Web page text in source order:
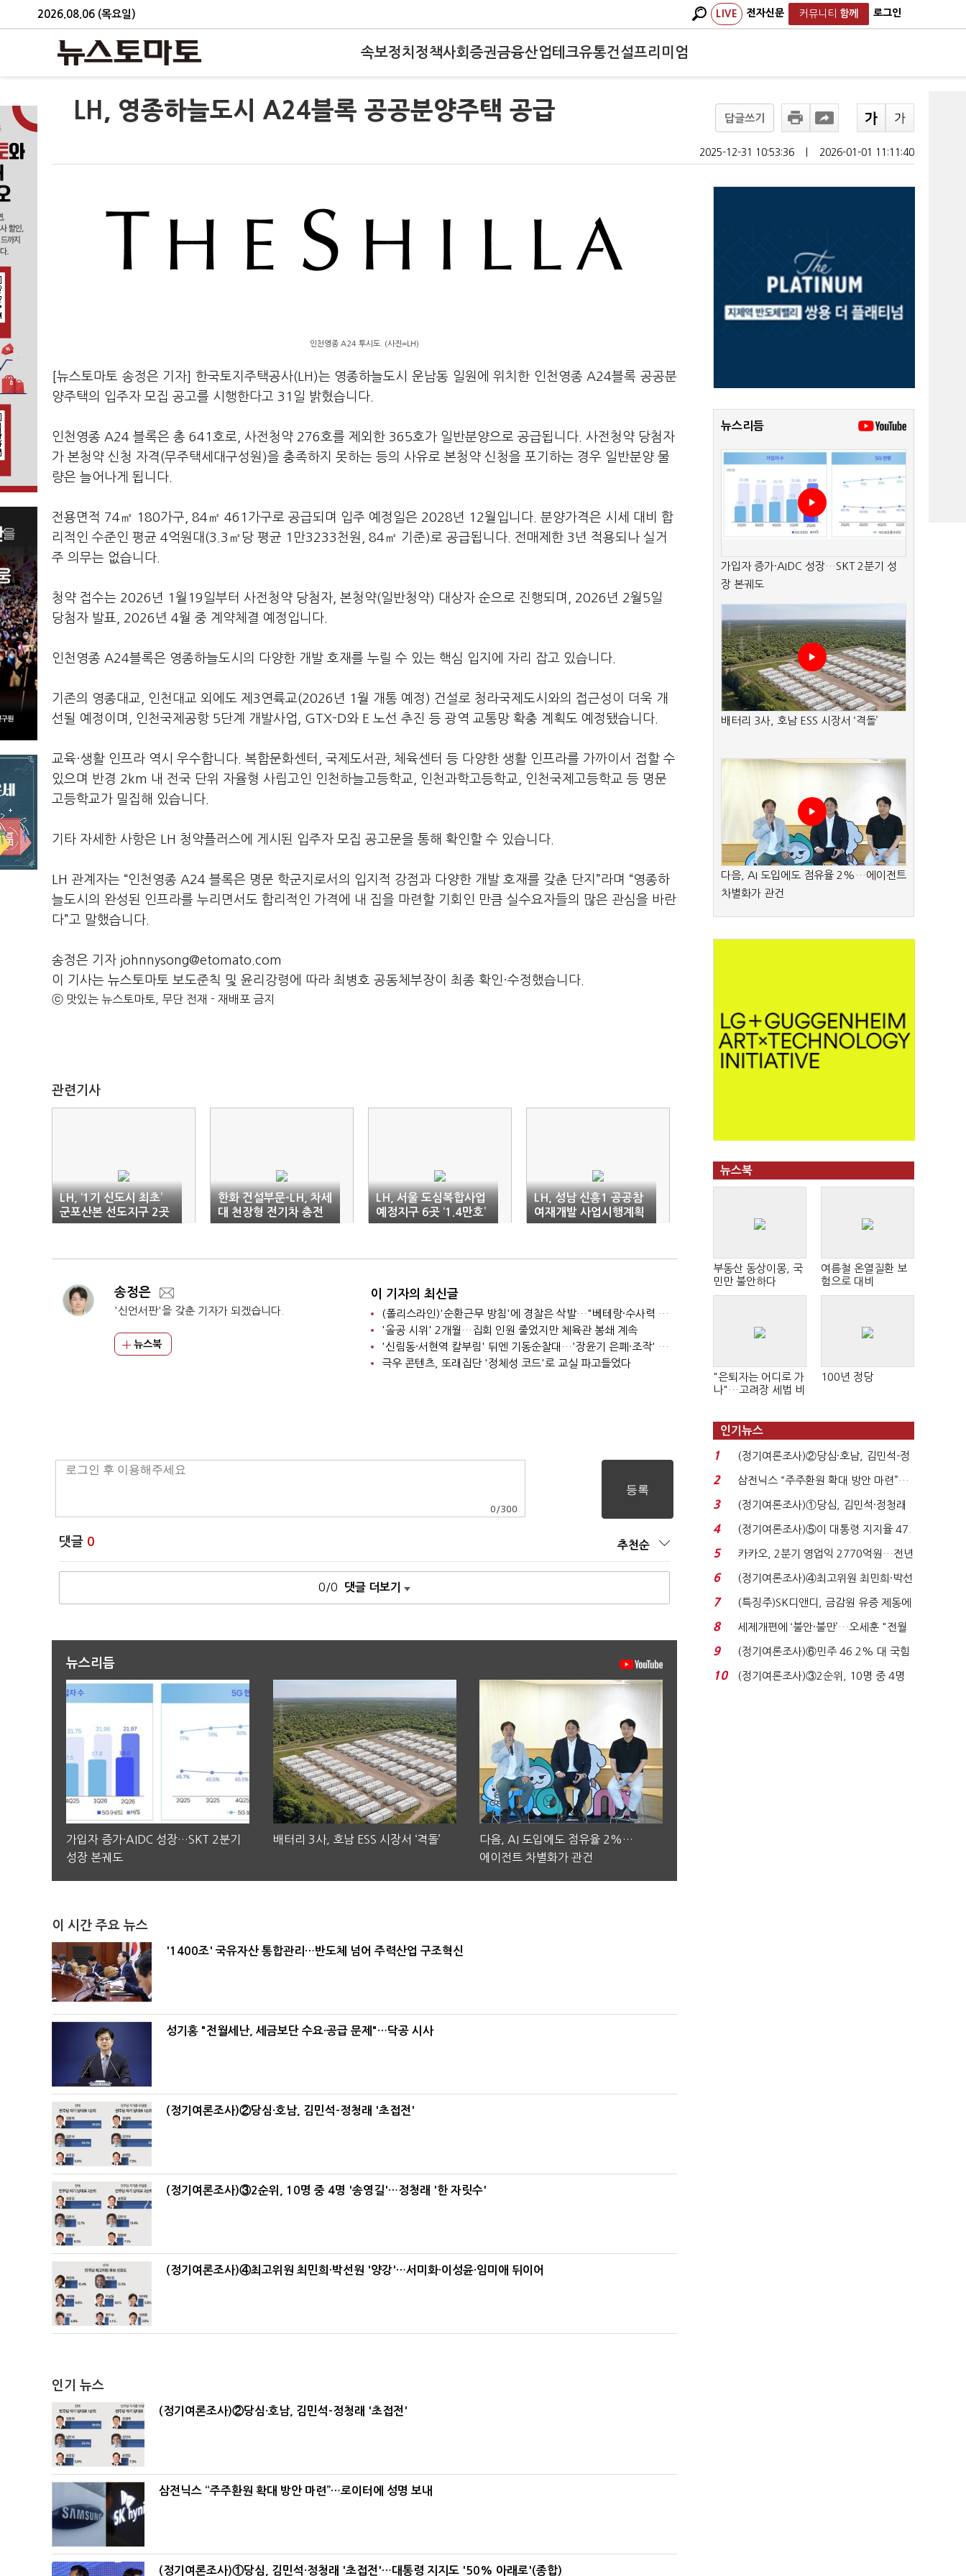
2026.08.06 (목요일) LIVE 전자신문 커뮤니티 함께 로그인
속보정치 정책사회 증권금융산업테크유통건설프리미엄
LH, 영종하늘도시 A24블록 공공분양주택 공급 답글쓰기
2025-12-31 10:53:36 2026-01-01 11:11:40
인천영종 A24 투시도. (사진=LH)
[뉴스토마토 송정은 기자] 한국토지주택공사(LH)는 영종하늘도시 운남동 일원에 위치한 인천영종 A24블록 공공분
양주택의 입주자 모집 공고를 시행한다고 31일 밝혔습니다.
인천영종 A24 블록은 총 641호로, 사전청약 276호를 제외한 365호가 일반분양으로 공급됩니다. 사전청약 당첨자
가 본청약 신청 자격(무주택세대구성원)을 충족하지 못하는 등의 사유로 본청약 신청을 포기하는 경우 일반분양 물
량은 늘어나게 됩니다.
전용면적 74㎡ 180가구, 84㎡ 461가구로 공급되며 입주 예정일은 2028년 12월입니다. 분양가격은 시세 대비 합
리적인 수준인 평균 4억원대(3.3㎡당 평균 1만3233천원, 84㎡ 기준)로 공급됩니다. 전매제한 3년 적용되나 실거
주 의무는 없습니다.
청약 접수는 2026년 1월19일부터 사전청약 당첨자, 본청약(일반청약) 대상자 순으로 진행되며, 2026년 2월5일
당첨자 발표, 2026년 4월 중 계약체결 예정입니다.
인천영종 A24블록은 영종하늘도시의 다양한 개발 호재를 누릴 수 있는 핵심 입지에 자리 잡고 있습니다.
기존의 영종대교, 인천대교 외에도 제3연륙교(2026년 1월 개통 예정) 건설로 청라국제도시와의 접근성이 더욱 개
선될 예정이며, 인천국제공항 5단계 개발사업, GTX-D와 E 노선 추진 등 광역 교통망 확충 계획도 예정됐습니다.
교육·생활 인프라 역시 우수합니다. 복합문화센터, 국제도서관, 체육센터 등 다양한 생활 인프라를 가까이서 접할 수
있으며 반경 2km 내 전국 단위 자율형 사립고인 인천하늘고등학교, 인천과학고등학교, 인천국제고등학교 등 명문
고등학교가 밀집해 있습니다.
기타 자세한 사항은 LH 청약플러스에 게시된 입주자 모집 공고문을 통해 확인할 수 있습니다.
LH 관계자는 “인천영종 A24 블록은 명문 학군지로서의 입지적 강점과 다양한 개발 호재를 갖춘 단지”라며 “영종하
늘도시의 완성된 인프라를 누리면서도 합리적인 가격에 내 집을 마련할 기회인 만큼 실수요자들의 많은 관심을 바란
다”고 말했습니다.
송정은 기자 johnnysong@etomato.com
이 기사는 뉴스토마토 보도준칙 및 윤리강령에 따라 최병호 공동체부장이 최종 확인·수정했습니다.
ⓒ 맛있는 뉴스토마토, 무단 전재 - 재배포 금지
관련기사
LH, ‘1기 신도시 최초’
군포산본 선도지구 2곳
특별정비구역 지정
한화 건설부문-LH, 차세
대 천장형 전기차 충전
시스템 시범도입 MOU
LH, 서울 도심복합사업
예정지구 6곳 ‘1.4만호’
지정 공고
LH, 성남 신흥1 공공참
여재개발 사업시행계획
인가 확보
송정은
'신언서판'을 갖춘 기자가 되겠습니다.
뉴스북
이 기자의 최신글
(폴리스라인)'순환근무 방침'에 경찰은 삭발…"베테랑·수사력 보강 먼저"
'올공 시위' 2개월…집회 인원 줄었지만 체육관 봉쇄 계속
'신림동·서현역 칼부림' 뒤엔 기동순찰대…'장윤기 은폐·조작' 후엔 내부비리수사대
극우 콘텐츠, 또래집단 '정체성 코드'로 교실 파고들었다
0 /300
댓글 0 추천순
0/0 댓글 더보기
뉴스리듬
가입자 증가·AIDC 성장…SKT 2분기
성장 본궤도
배터리 3사, 호남 ESS 시장서 ‘격돌’
다음, AI 도입에도 점유율 2%…
에이전트 차별화가 관건
이 시간 주요 뉴스
'1400조' 국유자산 통합관리…반도체 넘어 주력산업 구조혁신
성기홍 "전월세난, 세금보단 수요·공급 문제"…닥공 시사
(정기여론조사)②당심·호남, 김민석-정청래 '초접전'
(정기여론조사)③2순위, 10명 중 4명 '송영길'…정청래 '한 자릿수'
(정기여론조사)④최고위원 최민희·박선원 '양강'…서미화·이성윤·임미애 뒤이어
인기 뉴스
(정기여론조사)②당심·호남, 김민석-정청래 '초접전'
삼전닉스 “주주환원 확대 방안 마련”…로이터에 성명 보내
(정기여론조사)①당심, 김민석·정청래 '초접전'…대통령 지지도 '50% 아래로'(종합)
뉴스리듬
가입자 증가·AIDC 성장…SKT 2분기 성
장 본궤도
배터리 3사, 호남 ESS 시장서 ‘격돌’
다음, AI 도입에도 점유율 2%…에이전트
차별화가 관건
뉴스북
부동산 동상이몽, 국
민만 불안하다
여름철 온열질환 보
험으로 대비
"은퇴자는 어디로 가
나"…고려장 세법 비
100년 정당
인기뉴스
1
(정기여론조사)②당심·호남, 김민석-정
청래 '초접전'...
2
삼전닉스 “주주환원 확대 방안 마련”…
로이터에 성명...
3
(정기여론조사)①당심, 김민석·정청래
'초접전'…대통령 ...
4
(정기여론조사)⑤이 대통령 지지율 47.
7%…일주일 만에 ...
5
카카오, 2분기 영업익 2770억원…전년
비 36% 증가...
6
(정기여론조사)④최고위원 최민희·박선
원 '양강'…서미...
7
(특징주)SK디앤디, 금감원 유증 제동에
장 초반 상한가...
8
세제개편에 ‘불안·불만’…오세훈 "전월
세 구하기 더 ...
9
(정기여론조사)⑥민주 46.2% 대 국힘
31.0%…오차범위 밖 ...
10
(정기여론조사)③2순위, 10명 중 4명